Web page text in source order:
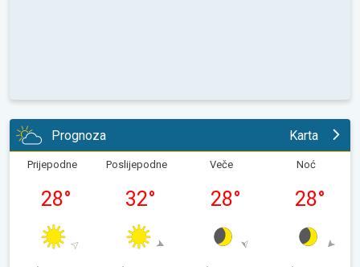
Prognoza Karta
Prijepodne
28°
Poslijepodne
32°
Veče
28°
Noć
28°